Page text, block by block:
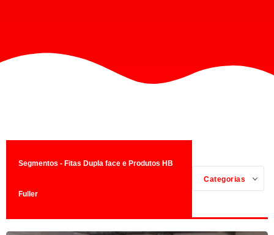
Segmentos - Fitas Dupla face e Produtos HB
Fuller
Categorias